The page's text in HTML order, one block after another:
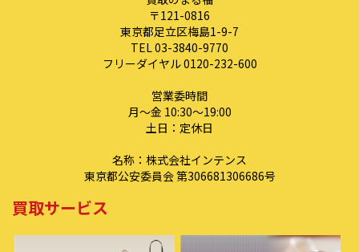
〒121-0816
東京都足立区梅島1-9-7
TEL 03-3840-9770
フリーダイヤル 0120-232-600
営業委時間
月～金 10:30～19:00
土日：定休日
名称：株式会社インテンス
東京都公安委員会 第306681306686号
買取サービス